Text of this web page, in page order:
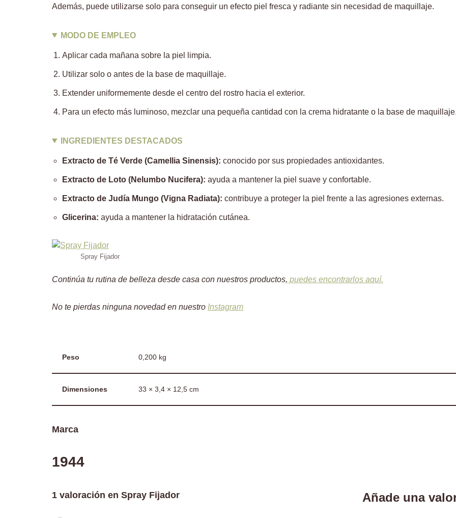
Además, puede utilizarse solo para conseguir un efecto piel fresca y radiante sin necesidad de maquillaje.
MODO DE EMPLEO
Aplicar cada mañana sobre la piel limpia.
Utilizar solo o antes de la base de maquillaje.
Extender uniformemente desde el centro del rostro hacia el exterior.
Para un efecto más luminoso, mezclar una pequeña cantidad con la crema hidratante o la base de maquillaje.
INGREDIENTES DESTACADOS
Extracto de Té Verde (Camellia Sinensis): conocido por sus propiedades antioxidantes.
Extracto de Loto (Nelumbo Nucifera): ayuda a mantener la piel suave y confortable.
Extracto de Judía Mungo (Vigna Radiata): contribuye a proteger la piel frente a las agresiones externas.
Glicerina: ayuda a mantener la hidratación cutánea.
Spray Fijador
Continúa tu rutina de belleza desde casa con nuestros productos, puedes encontrarlos aquí.
No te pierdas ninguna novedad en nuestro Instagram
Peso 0,200 kg
Dimensiones 33 × 3,4 × 12,5 cm
Marca
1944
1 valoración en Spray Fijador Añade una